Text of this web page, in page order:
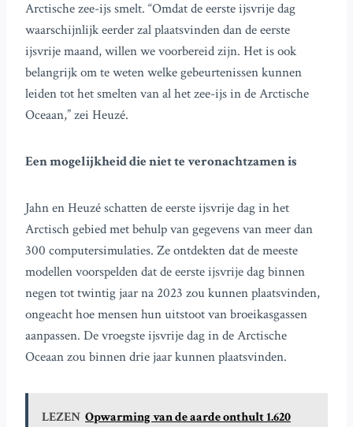
Arctische zee-ijs smelt. “Omdat de eerste ijsvrije dag
waarschijnlijk eerder zal plaatsvinden dan de eerste
ijsvrije maand, willen we voorbereid zijn. Het is ook
belangrijk om te weten welke gebeurtenissen kunnen
leiden tot het smelten van al het zee-ijs in de Arctische
Oceaan,” zei Heuzé.
Een mogelijkheid die niet te veronachtzamen is
Jahn en Heuzé schatten de eerste ijsvrije dag in het
Arctisch gebied met behulp van gegevens van meer dan
300 computersimulaties. Ze ontdekten dat de meeste
modellen voorspelden dat de eerste ijsvrije dag binnen
negen tot twintig jaar na 2023 zou kunnen plaatsvinden,
ongeacht hoe mensen hun uitstoot van broeikasgassen
aanpassen. De vroegste ijsvrije dag in de Arctische
Oceaan zou binnen drie jaar kunnen plaatsvinden.
LEZEN Opwarming van de aarde onthult 1.620